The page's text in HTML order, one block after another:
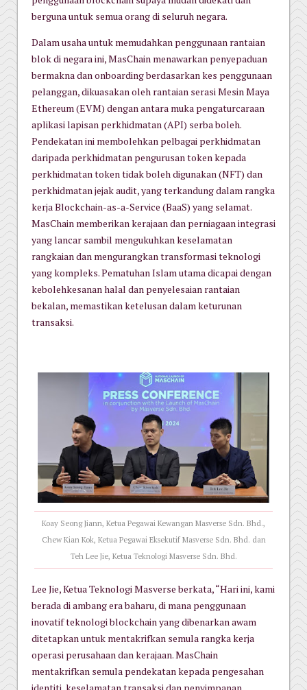
berguna untuk semua orang di seluruh negara.
Dalam usaha untuk memudahkan penggunaan rantaian
blok di negara ini, MasChain menawarkan penyepaduan
bermakna dan onboarding berdasarkan kes penggunaan
pelanggan, dikuasakan oleh rantaian serasi Mesin Maya
Ethereum (EVM) dengan antara muka pengaturcaraan
aplikasi lapisan perkhidmatan (API) serba boleh.
Pendekatan ini membolehkan pelbagai perkhidmatan
daripada perkhidmatan pengurusan token kepada
perkhidmatan token tidak boleh digunakan (NFT) dan
perkhidmatan jejak audit, yang terkandung dalam rangka
kerja Blockchain-as-a-Service (BaaS) yang selamat.
MasChain memberikan kerajaan dan perniagaan integrasi
yang lancar sambil mengukuhkan keselamatan
rangkaian dan mengurangkan transformasi teknologi
yang kompleks. Pematuhan Islam utama dicapai dengan
kebolehkesanan halal dan penyelesaian rantaian
bekalan, memastikan ketelusan dalam keturunan
transaksi.
Koay Seong Jiann, Ketua Pegawai Kewangan Masverse Sdn. Bhd.,
Chew Kian Kok, Ketua Pegawai Eksekutif Masverse Sdn. Bhd. dan
Teh Lee Jie, Ketua Teknologi Masverse Sdn. Bhd.
Lee Jie, Ketua Teknologi Masverse berkata, “Hari ini, kami
berada di ambang era baharu, di mana penggunaan
inovatif teknologi blockchain yang dibenarkan awam
ditetapkan untuk mentakrifkan semula rangka kerja
operasi perusahaan dan kerajaan. MasChain
mentakrifkan semula pendekatan kepada pengesahan